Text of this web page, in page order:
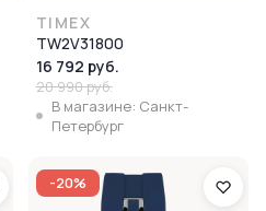
TIMEX
TW2V31800
16 792 руб.
20 990 руб.
В магазине: Санкт-
Петербург
-20%